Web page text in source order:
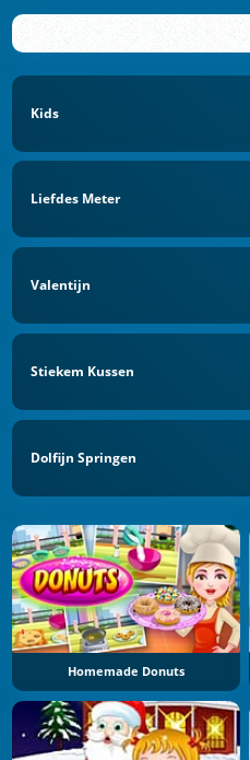
Kids
Liefdes Meter
Valentijn
Stiekem Kussen
Dolfijn Springen
Homemade Donuts